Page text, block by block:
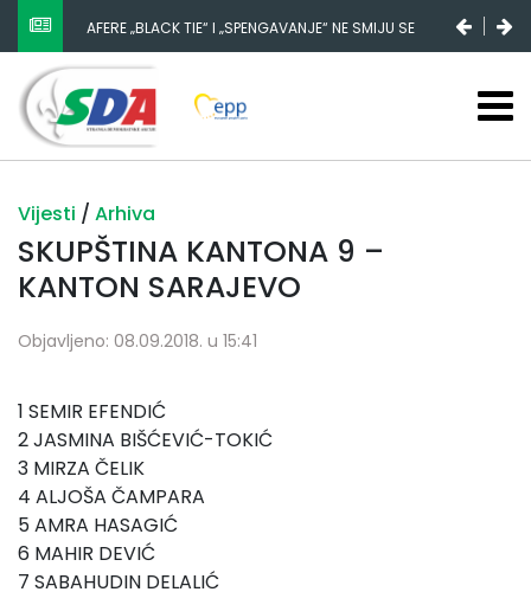
AFERE „BLACK TIE“ I „SPENGAVANJE“ NE SMIJU SE
ZATAŠKATI
Vijesti / Arhiva
SKUPŠTINA KANTONA 9 –
KANTON SARAJEVO
Objavljeno: 08.09.2018. u 15:41
1 SEMIR EFENDIĆ
2 JASMINA BIŠĆEVIĆ-TOKIĆ
3 MIRZA ČELIK
4 ALJOŠA ČAMPARA
5 AMRA HASAGIĆ
6 MAHIR DEVIĆ
7 SABAHUDIN DELALIĆ